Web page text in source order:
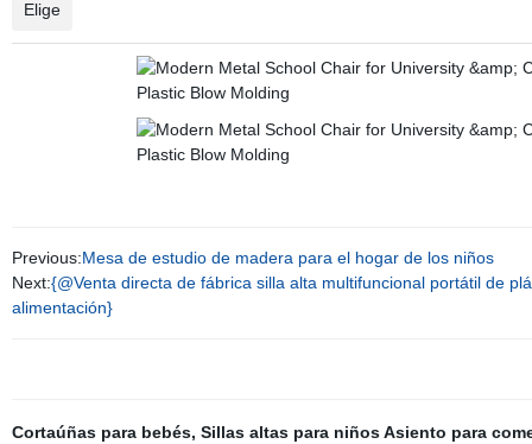
Elige
Previous:Mesa de estudio de madera para el hogar de los niños
Next:{@Venta directa de fábrica silla alta multifuncional portátil de
alimentación}
Cortaúñas para bebés, Sillas altas para niños Asiento para